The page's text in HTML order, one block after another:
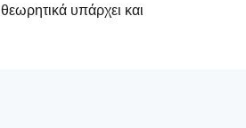
υπάρχει και